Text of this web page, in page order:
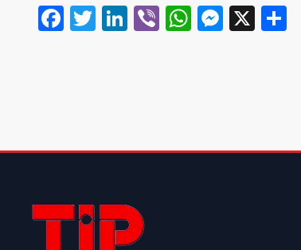
Facebook
Twitter
LinkedIn
ViberWhatsApp
X